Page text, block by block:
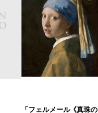
「フェルメール《真珠の